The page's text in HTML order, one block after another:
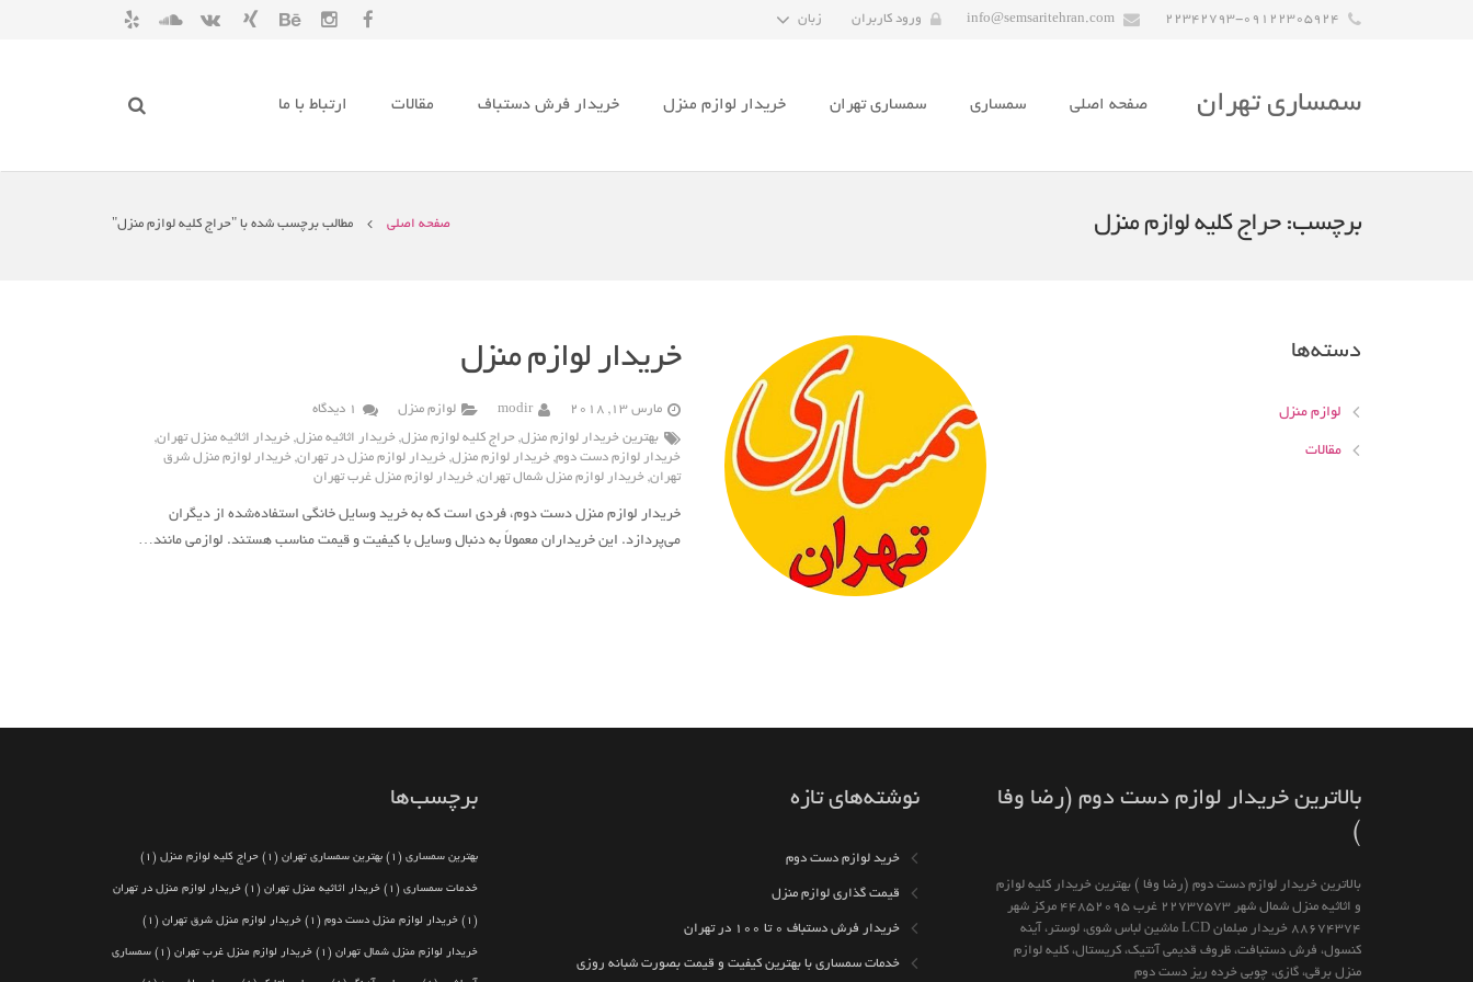
22342793-09122305924
info@semsaritehran.com ورود کاربران زبان
سمساری تهران صفحه اصلی سمساری سمساری تهران خریدار لوازم منزل خریدار فرش دستباف مقالات ارتباط با ما
برچسب:حراج کلیه لوازم منزل صفحه اصلی مطالب برچسب شده با "حراج کلیه لوازم منزل"
خریدار لوازم منزل
مارس 13, 2018 modir لوازم منزل ۱ دیدگاه
بهترین خریدار لوازم منزل,حراج کلیه لوازم منزل,خریدار اثاثیه منزل,خریدار اثاثیه منزل تهران,
خریدار لوازم دست دوم,خریدار لوازم منزل,خریدار لوازم منزل در تهران,خریدار لوازم منزل شرق
تهران,خریدار لوازم منزل شمال تهران,خریدار لوازم منزل غرب تهران
خریدار لوازم منزل دست دوم، فردی است که به خرید وسایل خانگی استفاده‌شده از دیگران
می‌پردازد. این خریداران معمولاً به دنبال وسایل با کیفیت و قیمت مناسب هستند. لوازمی مانند…
دسته‌ها
لوازم منزل
مقالات
بالاترين خريدار لوازم دست دوم (رضا وفا
)
بالاترين خريدار لوازم دست دوم (رضا وفا ) بهترین خريدار كليه لوازم
و اثاثیه منزل شمال شهر 22737573 غرب 44852095 مركز شهر
88674374 خريدار مبلمان LCD ماشين لباس شوى، لوستر، آينه
كنسول، فرش دستبافت، ظروف قديمى آنتيك، كريستال، كليه لوازم
منزل برقى، گازى، چوبى خرده ريز دست دوم
نوشته‌های تازه
خرید لوازم دست دوم
قیمت گذاری لوازم منزل
خریدار فرش دستباف ۰ تا ۱۰۰ در تهران
خدمات سمساری با بهترین کیفیت و قیمت بصورت شبانه روزی
برچسب‌ها
بهترین سمساری(1) بهترین سمساری تهران(1) حراج کلیه لوازم منزل(1)
خدمات سمساری(1) خریدار اثاثیه منزل تهران(1) خریدار لوازم منزل در تهران
(1) خریدار لوازم منزل دست دوم(1) خریدار لوازم منزل شرق تهران(1)
خریدار لوازم منزل شمال تهران(1) خریدار لوازم منزل غرب تهران(1) سمساری